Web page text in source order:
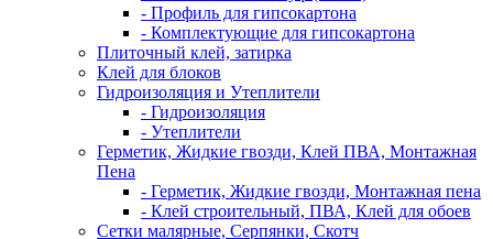
- Профиль для гипсокартона
- Комплектующие для гипсокартона
Плиточный клей, затирка
Клей для блоков
Гидроизоляция и Утеплители
- Гидроизоляция
- Утеплители
Герметик, Жидкие гвозди, Клей ПВА, Монтажная
Пена
- Герметик, Жидкие гвозди, Монтажная пена
- Клей строительный, ПВА, Клей для обоев
Сетки малярные, Серпянки, Скотч